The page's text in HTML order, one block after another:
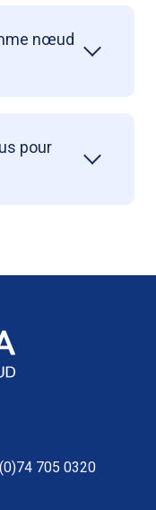
nœud
pour
705 0320